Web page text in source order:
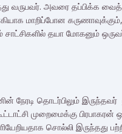
வருபவர். அவரை தப்பிக்க
மாறிப்போன கருணாவுக்கும்,
சாட்சிகளில் தயா மோகனும்
நேரடி தொடர்பிலும்
முறைமைக்கு
சொல்லி இருந்தது